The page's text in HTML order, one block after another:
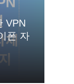
VPN
폰 자